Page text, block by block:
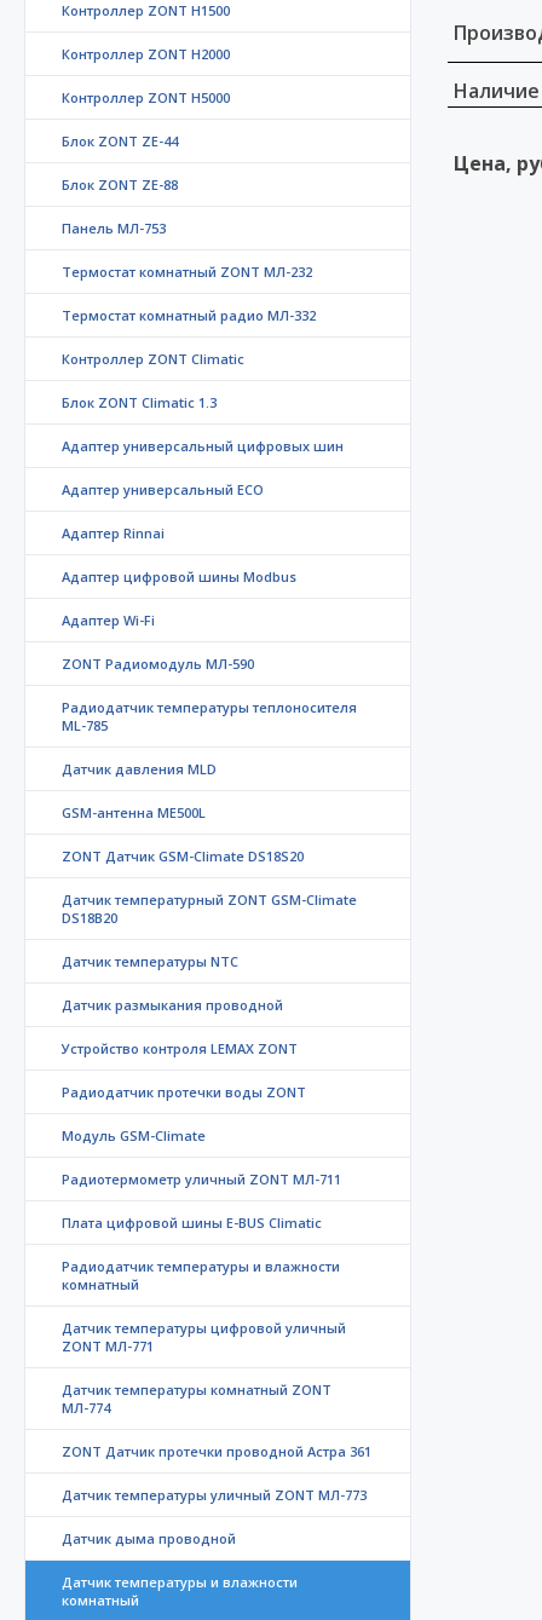
Контроллер ZONT H1500
Контроллер ZONT H2000
Контроллер ZONT H5000
Блок ZONT ZE-44
Блок ZONT ZE-88
Панель МЛ-753
Термостат комнатный ZONT МЛ-232
Термостат комнатный радио МЛ-332
Контроллер ZONT Climatic
Блок ZONT Climatic 1.3
Адаптер универсальный цифровых шин
Адаптер универсальный ECO
Адаптер Rinnai
Адаптер цифровой шины Modbus
Адаптер Wi-Fi
ZONT Радиомодуль МЛ-590
Радиодатчик температуры теплоносителя
ML-785
Датчик давления MLD
GSM-антенна ME500L
ZONT Датчик GSM-Climate DS18S20
Датчик температурный ZONT GSM-Climate
DS18B20
Датчик температуры NTC
Датчик размыкания проводной
Устройство контроля LEMAX ZONT
Радиодатчик протечки воды ZONT
Модуль GSM-Climate
Радиотермометр уличный ZONT МЛ-711
Плата цифровой шины E-BUS Climatic
Радиодатчик температуры и влажности
комнатный
Датчик температуры цифровой уличный
ZONT МЛ-771
Датчик температуры комнатный ZONT
МЛ-774
ZONT Датчик протечки проводной Астра 361
Датчик температуры уличный ZONT МЛ-773
Датчик дыма проводной
Датчик температуры и влажности
комнатный
Наличие
Цена,